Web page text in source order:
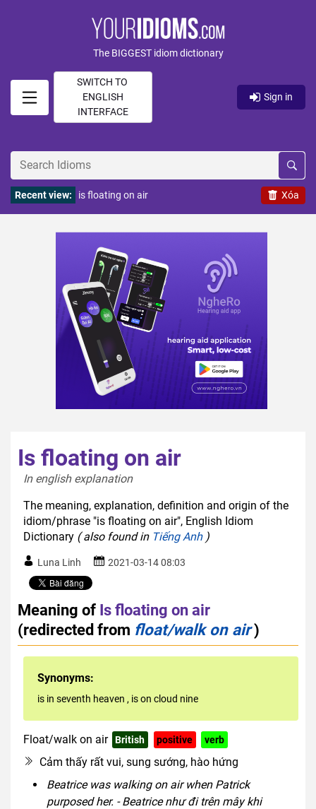
The BIGGEST idiom dictionary
SWITCH TO
ENGLISH
INTERFACE
Sign in
Xóa
Recent view: is floating on air
Is floating on air
In english explanation
The meaning, explanation, definition and origin of the
idiom/phrase "is floating on air", English Idiom
Dictionary ( also found in Tiếng Anh)
Luna Linh 2021-03-14 08:03
Meaning of Is floating on air
(redirected from float/walk on air)
Synonyms:
is in seventh heaven , is on cloud nine
Float/walk on air British positive verb
Cảm thấy rất vui, sung sướng, hào hứng
Beatrice was walking on air when Patrick
purposed her. - Beatrice như đi trên mây khi